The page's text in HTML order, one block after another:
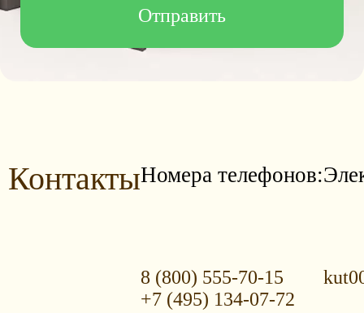
КонтактыНомера телефонов:
8 (800) 555-70-15
+7 (495) 134-07-72